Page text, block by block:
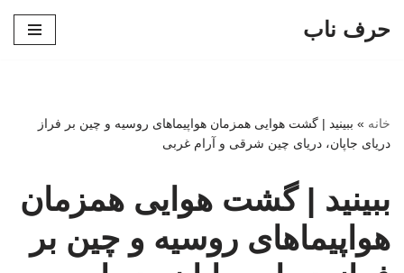
حرف ناب
خانه » ببینید | گشت هوایی همزمان هواپیماهای روسیه و چین بر فراز
دریای جاپان، دریای چین شرقی و آرام غربی
ببینید | گشت هوایی همزمان
هواپیماهای روسیه و چین بر